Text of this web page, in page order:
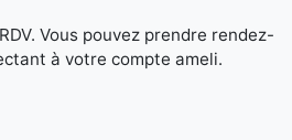
Vous pouvez prendre rendez-
à votre compte ameli.